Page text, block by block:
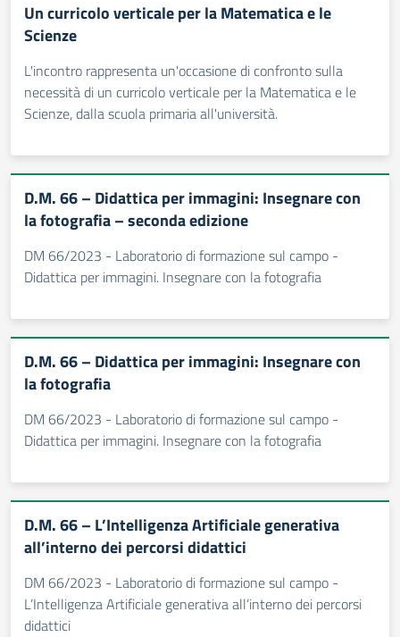
Un curricolo verticale per la Matematica e le
Scienze
L'incontro rappresenta un'occasione di confronto sulla
necessità di un curricolo verticale per la Matematica e le
Scienze, dalla scuola primaria all'università.
D.M. 66 – Didattica per immagini: Insegnare con
la fotografia – seconda edizione
DM 66/2023 - Laboratorio di formazione sul campo -
Didattica per immagini. Insegnare con la fotografia
D.M. 66 – Didattica per immagini: Insegnare con
la fotografia
DM 66/2023 - Laboratorio di formazione sul campo -
Didattica per immagini. Insegnare con la fotografia
D.M. 66 – L’Intelligenza Artificiale generativa
all’interno dei percorsi didattici
DM 66/2023 - Laboratorio di formazione sul campo -
L’Intelligenza Artificiale generativa all’interno dei percorsi
didattici